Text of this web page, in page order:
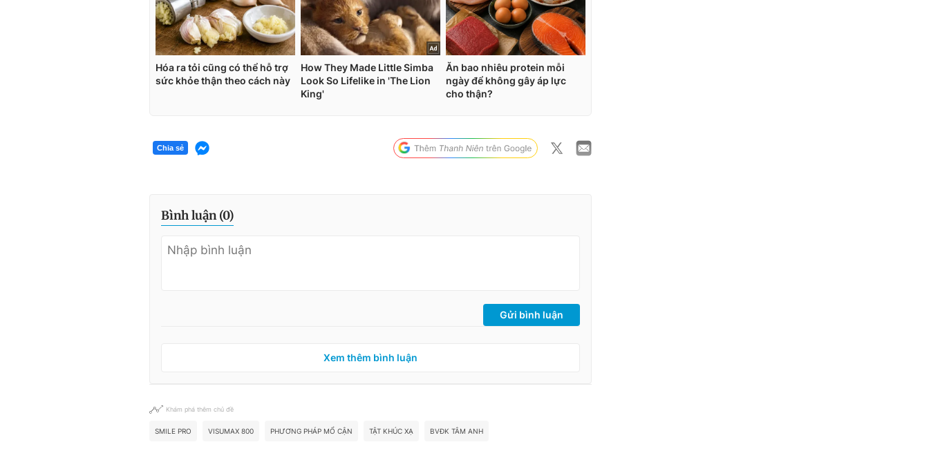
Chia sẻ
Bình luận (0)
Gửi bình luận
Xem thêm bình luận
Khám phá thêm chủ đề
SMILE PRO VISUMAX 800 PHƯƠNG PHÁP MỔ CẬN TẬT KHÚC XẠ BVĐK TÂM ANH